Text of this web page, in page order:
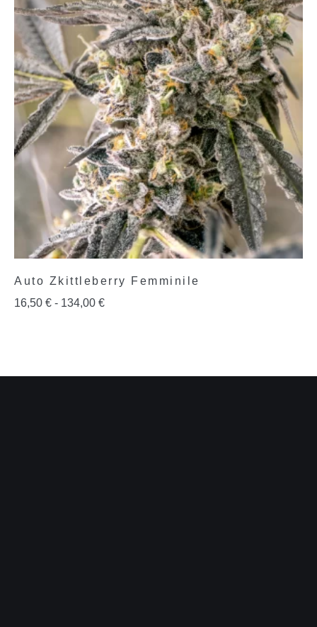
Auto Zkittleberry Femminile
16,50 € - 134,00 €